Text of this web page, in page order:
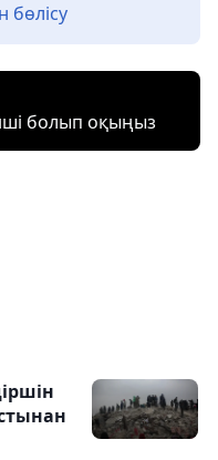
бөлісу
болып оқыңыз